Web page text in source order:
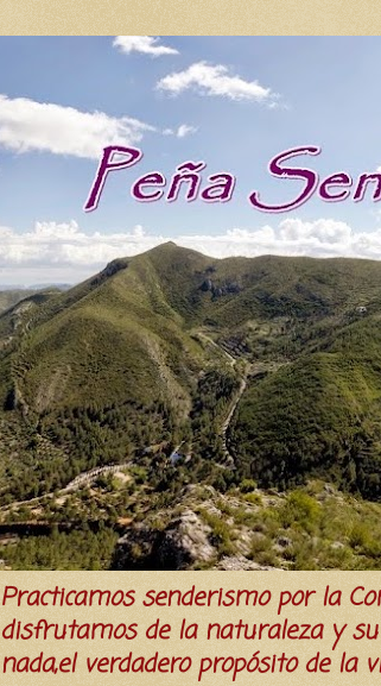
Practicamos senderismo por la
disfrutamos de la naturaleza y su
nada,el verdadero propósito de la